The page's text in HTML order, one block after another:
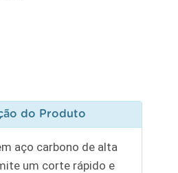
do Produto
aço carbono de alta
um corte rápido e